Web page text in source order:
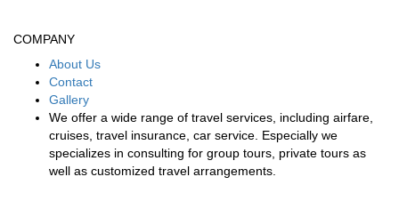
COMPANY
About Us
Contact
Gallery
We offer a wide range of travel services, including airfare,
cruises, travel insurance, car service. Especially we
specializes in consulting for group tours, private tours as
well as customized travel arrangements.